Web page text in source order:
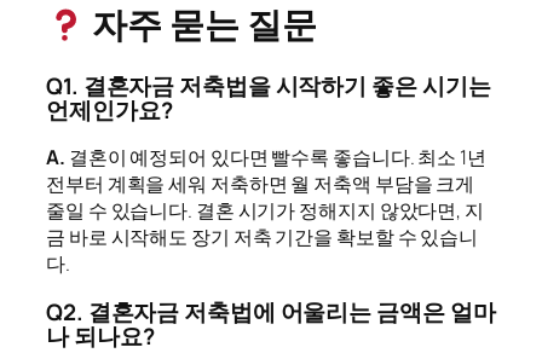
자주 묻는 질문
Q1. 결혼자금 저축법을 시작하기 좋은 시기는
언제인가요?
A. 결혼이 예정되어 있다면 빨수록 좋습니다. 최소 1년
전부터 계획을 세워 저축하면 월 저축액 부담을 크게
줄일 수 있습니다. 결혼 시기가 정해지지 않았다면, 지
금 바로 시작해도 장기 저축 기간을 확보할 수 있습니
다.
Q2. 결혼자금 저축법에 어울리는 금액은 얼마
나 되나요?